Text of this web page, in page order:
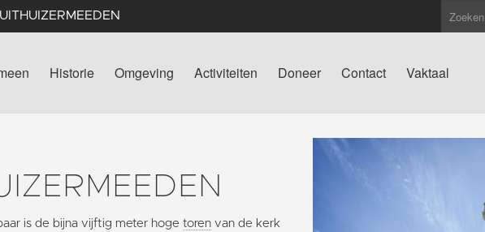
Historie Omgeving Activiteiten Doneer Contact Vaktaal
is de bijna vijftig meter hoge toren van de kerk